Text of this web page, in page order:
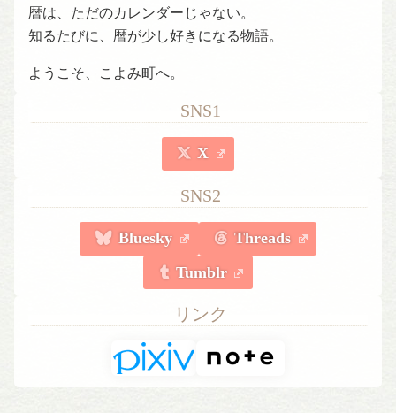
暦は、ただのカレンダーじゃない。
知るたびに、暦が少し好きになる物語。
ようこそ、こよみ町へ。
SNS1
X
SNS2
Bluesky
Threads
Tumblr
リンク